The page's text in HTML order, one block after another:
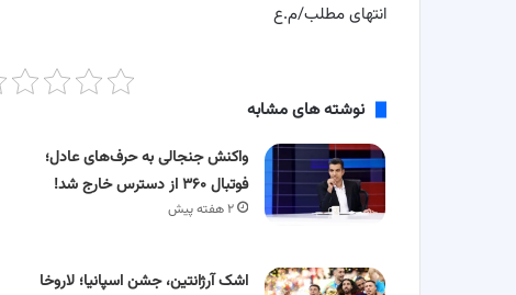
انتهای مطلب/م.ع
نوشته های مشابه
واکنش جنجالی به حرف‌های عادل؛
فوتبال ۳۶۰ از دسترس خارج شد!
۲ هفته پیش
اشک آرژانتین، جشن اسپانیا؛ لاروخا